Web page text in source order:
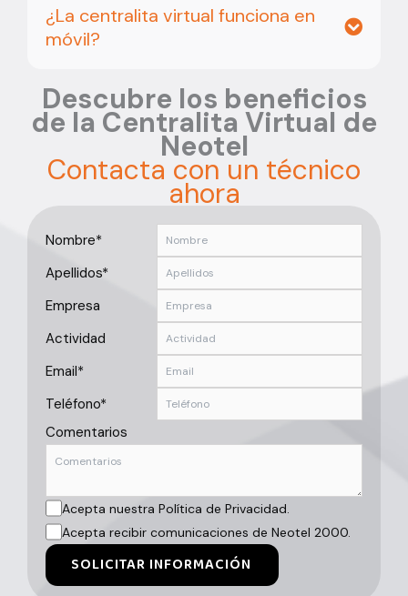
¿La centralita virtual funciona en
móvil?
Descubre los beneficios
de la Centralita Virtual de
Neotel
Contacta con un técnico
ahora
Nombre*
Apellidos*
Empresa
Actividad
Email*
Teléfono*
Comentarios
Acepta nuestra Política de Privacidad.
Acepta recibir comunicaciones de Neotel 2000.
SOLICITAR INFORMACIÓN